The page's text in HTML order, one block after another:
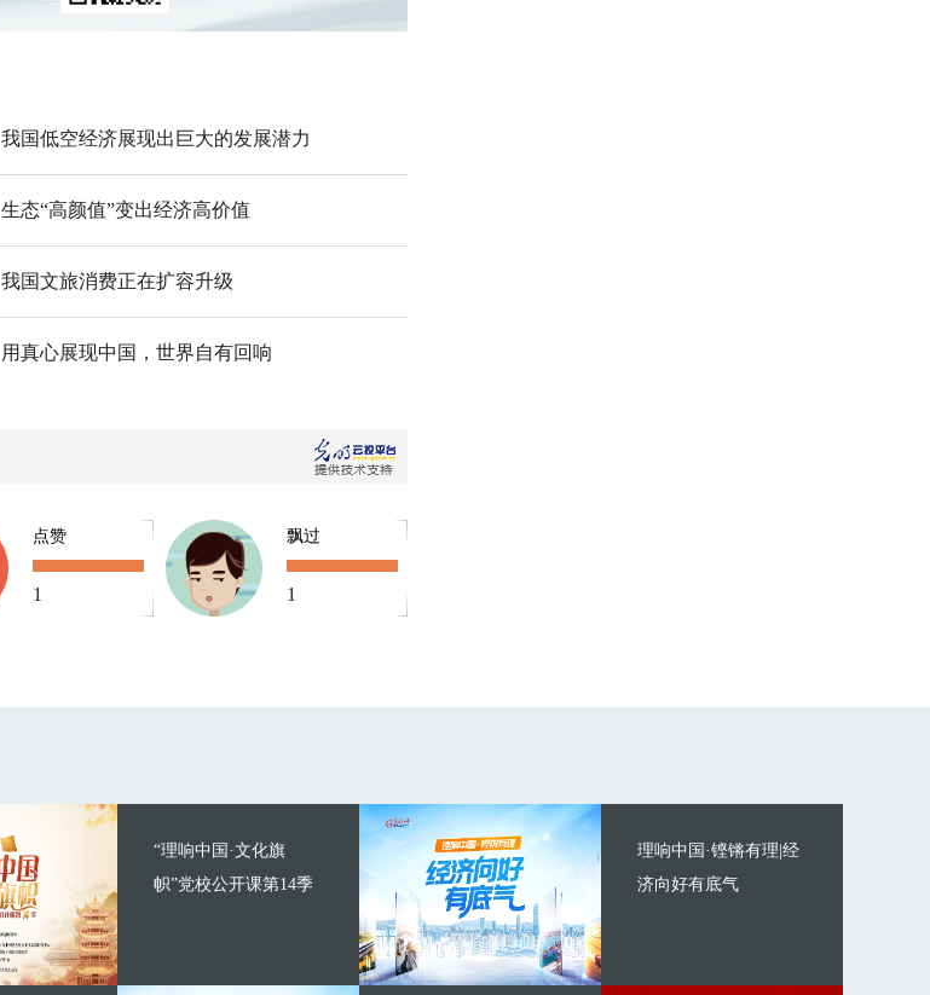
我国低空经济展现出巨大的发展潜力
生态“高颜值”变出经济高价值
我国文旅消费正在扩容升级
用真心展现中国，世界自有回响
点赞
1
飘过
1
“理响中国·文化旗
帜”党校公开课第14季
理响中国·铿锵有理|经
济向好有底气